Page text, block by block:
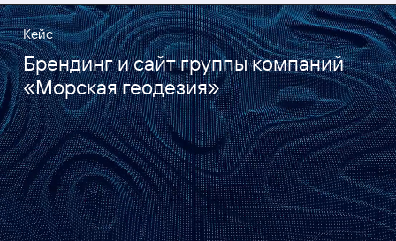
Кейс
Брендинг и сайт группы компаний
«Морская геодезия»